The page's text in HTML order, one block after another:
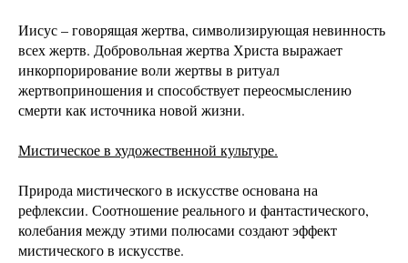
Иисус – говорящая жертва, символизирующая невинность
всех жертв. Добровольная жертва Христа выражает
инкорпорирование воли жертвы в ритуал
жертвоприношения и способствует переосмыслению
смерти как источника новой жизни.
Мистическое в художественной культуре.
Природа мистического в искусстве основана на
рефлексии. Соотношение реального и фантастического,
колебания между этими полюсами создают эффект
мистического в искусстве.